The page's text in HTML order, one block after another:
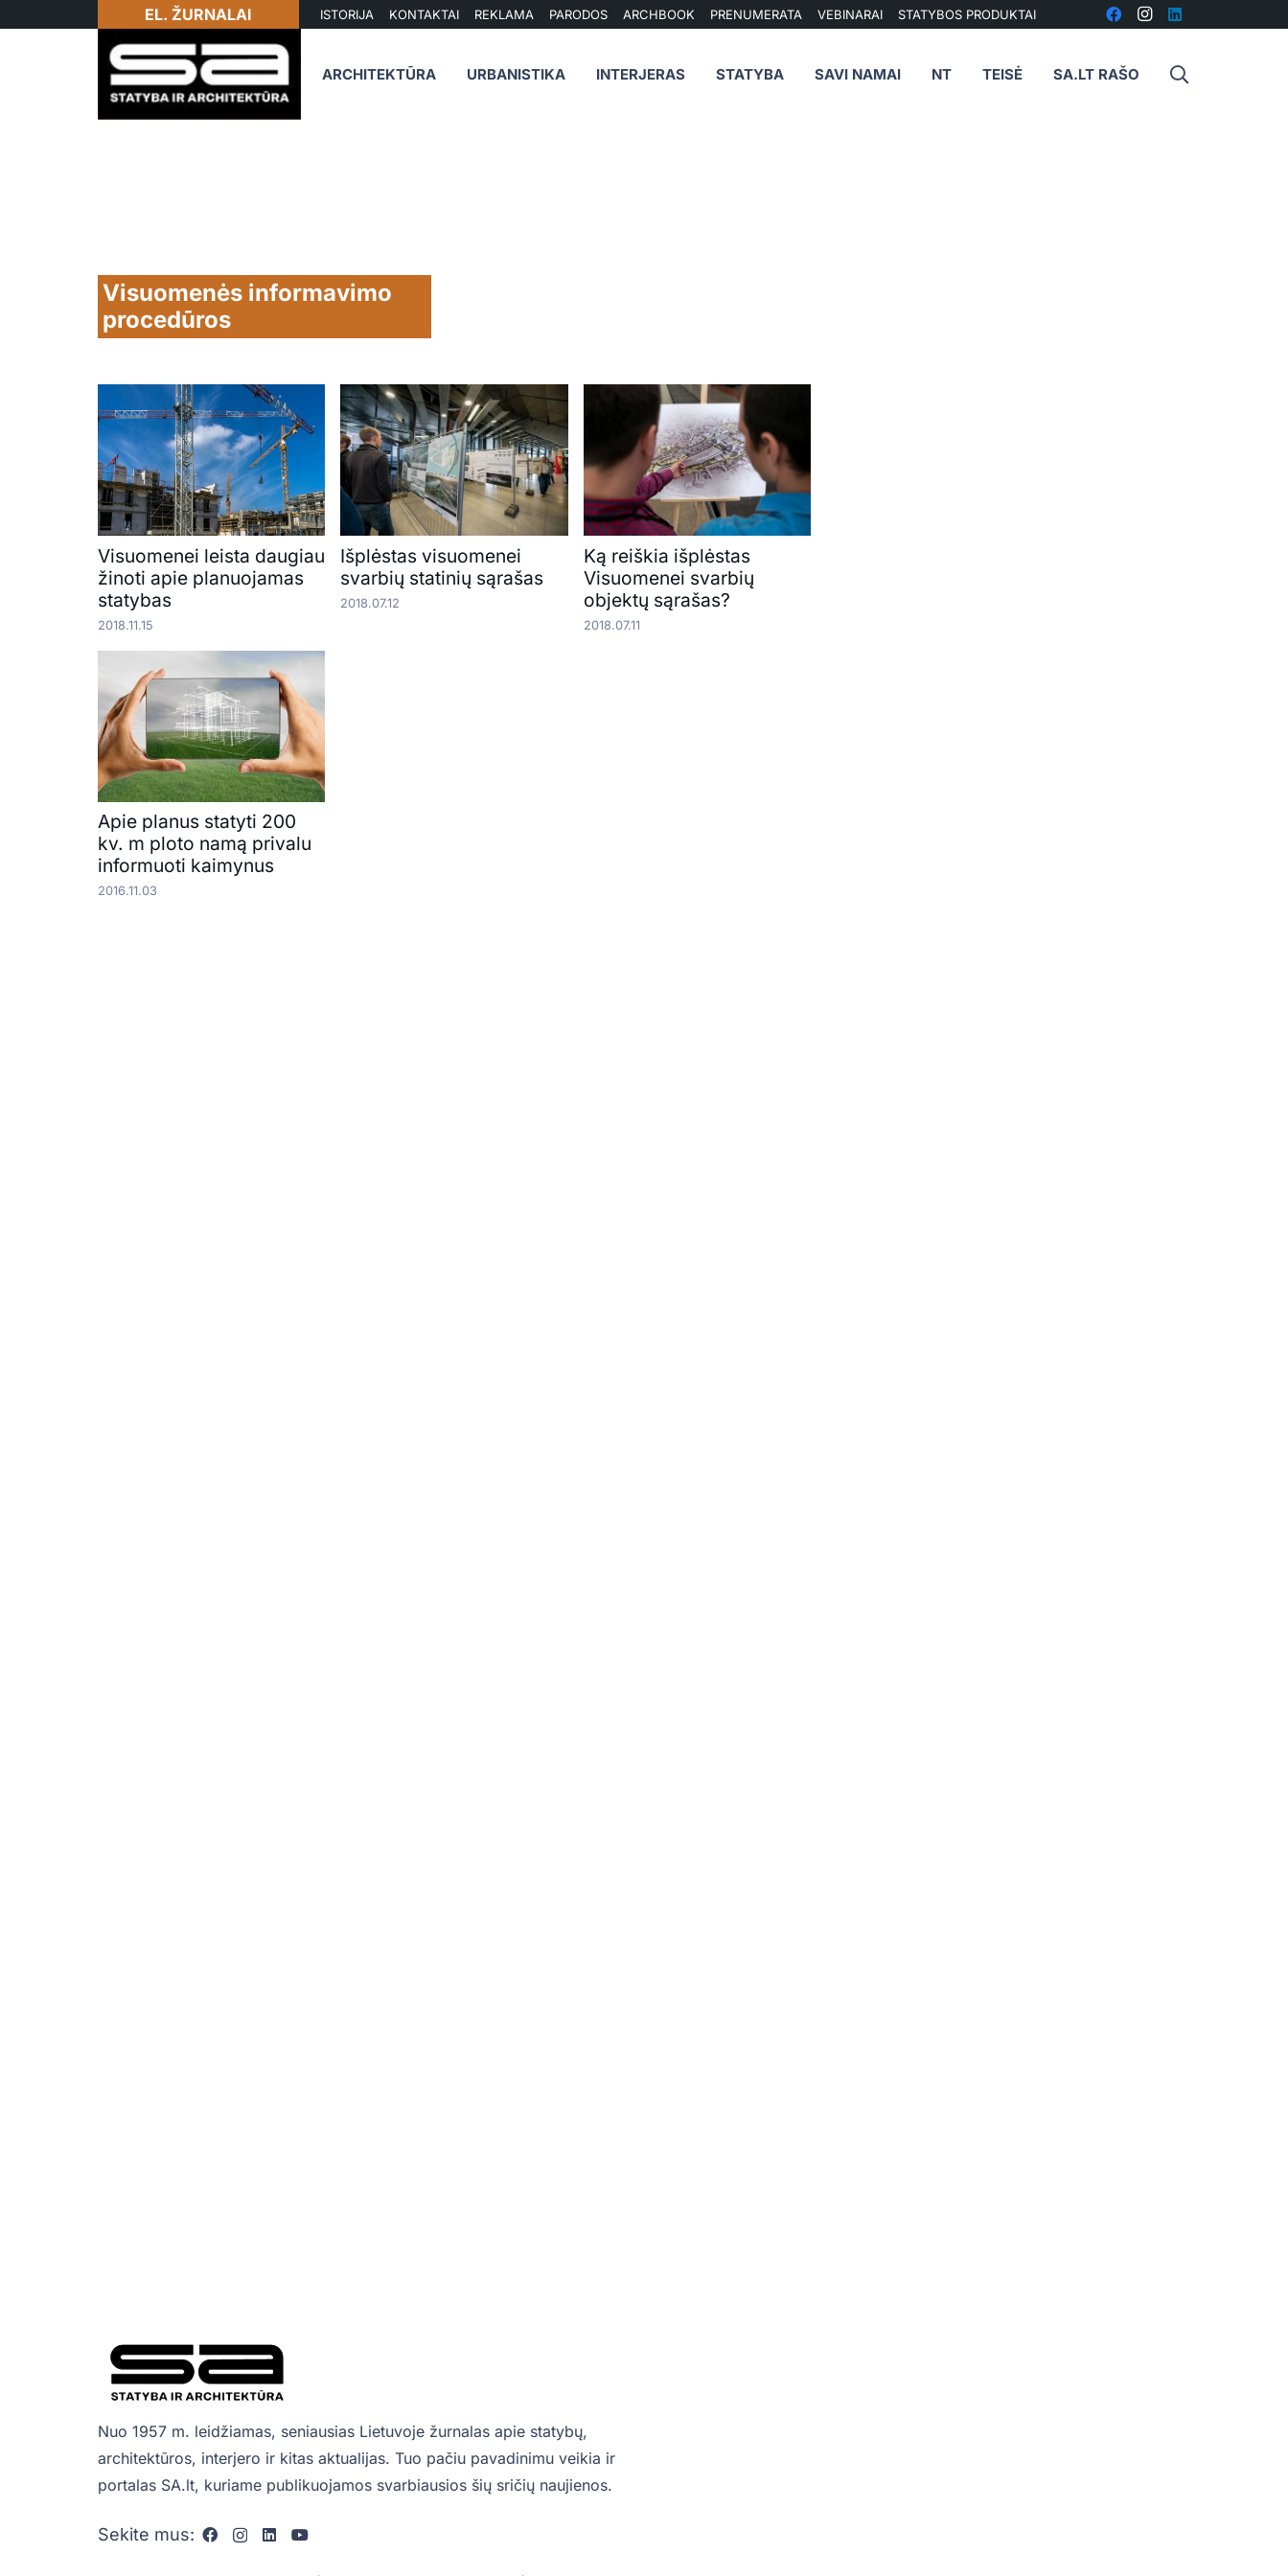
EL. ŽURNALAI ISTORIJA KONTAKTAI REKLAMA PARODOS ARCHBOOK PRENUMERATA VEBINARAI STATYBOS PRODUKTAI
ARCHITEKTŪRA URBANISTIKA INTERJERAS STATYBA SAVI NAMAI NT TEISĖ SA.LT RAŠO
Visuomenės informavimo
procedūros
Visuomenei leista daugiau
žinoti apie planuojamas
statybas
2018.11.15
Išplėstas visuomenei
svarbių statinių sąrašas
2018.07.12
Ką reiškia išplėstas
Visuomenei svarbių
objektų sąrašas?
2018.07.11
Apie planus statyti 200
kv. m ploto namą privalu
informuoti kaimynus
2016.11.03
Nuo 1957 m. leidžiamas, seniausias Lietuvoje žurnalas apie statybų,
architektūros, interjero ir kitas aktualijas. Tuo pačiu pavadinimu veikia ir
portalas SA.lt, kuriame publikuojamos svarbiausios šių sričių naujienos.
Sekite mus: